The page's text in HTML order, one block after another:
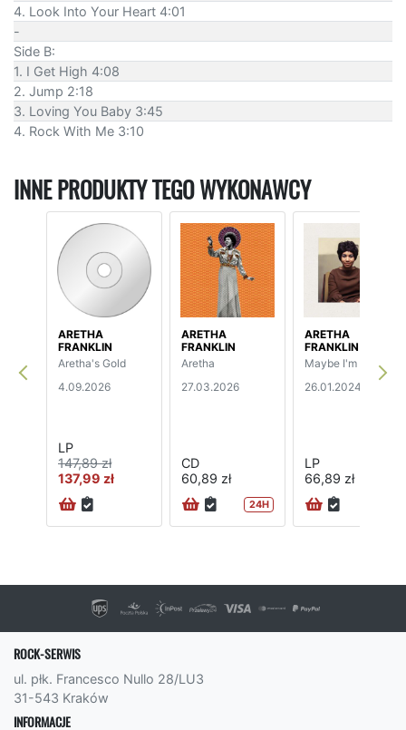
4. Look Into Your Heart 4:01
-
Side B:
1. I Get High 4:08
2. Jump 2:18
3. Loving You Baby 3:45
4. Rock With Me 3:10
INNE PRODUKTY TEGO WYKONAWCY
ARETHA
FRANKLIN
Aretha's Gold
4.09.2026
LP
147,89 zł
137,99 zł
ARETHA
FRANKLIN
Aretha
27.03.2026
CD
60,89 zł
24H
ARETHA
FRANKLIN
Maybe I'm A Fool
26.01.2024
LP
66,89 zł
ROCK-SERWIS
ul. płk. Francesco Nullo 28/LU3
31-543 Kraków
INFORMACJE